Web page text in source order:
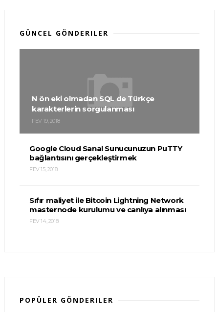
GÜNCEL GÖNDERILER
N ön eki olmadan SQL de Türkçe
karakterlerin sorgulanması
FEV 19, 2018
Google Cloud Sanal Sunucunuzun PuTTY
bağlantısını gerçekleştirmek
FEV 15, 2018
Sıfır maliyet ile Bitcoin Lightning Network
masternode kurulumu ve canlıya alınması
FEV 14, 2018
POPÜLER GÖNDERILER